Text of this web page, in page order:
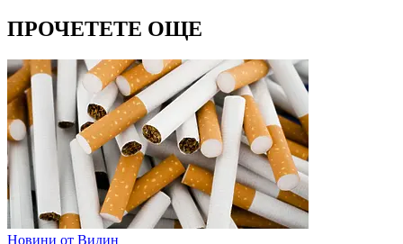
ПРОЧЕТЕТЕ ОЩЕ
Новини от Видин